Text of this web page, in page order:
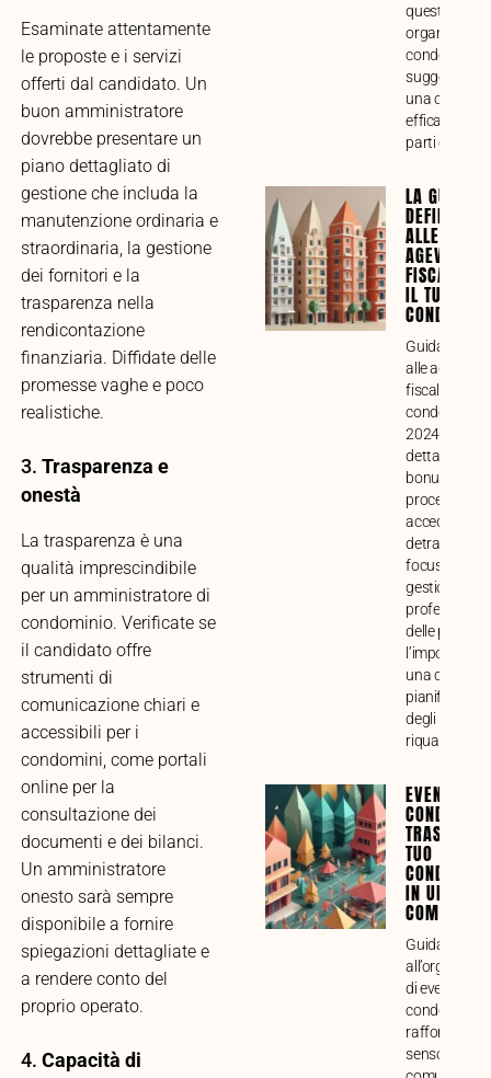
Esaminate attentamente
le proposte e i servizi
offerti dal candidato. Un
buon amministratore
dovrebbe presentare un
piano dettagliato di
gestione che includa la
manutenzione ordinaria e
straordinaria, la gestione
dei fornitori e la
trasparenza nella
rendicontazione
finanziaria. Diffidate delle
promesse vaghe e poco
realistiche.
3. Trasparenza e
onestà
La trasparenza è una
qualità imprescindibile
per un amministratore di
condominio. Verificate se
il candidato offre
strumenti di
comunicazione chiari e
accessibili per i
condomini, come portali
online per la
consultazione dei
documenti e dei bilanci.
Un amministratore
onesto sarà sempre
disponibile a fornire
spiegazioni dettagliate e
a rendere conto del
proprio operato.
4. Capacità di
questo
organo di
suggerimenti
una
efficace tra
parti
LA GUIDA
DEFINITIVA
ALLE
FISCALI
IL TUO
Guida
alle
fiscali per
condominiali
2024. Analisi
dettagliata di
bonus,
procedure
accedere alle
detrazioni,
focus sulla
gestione
professionale
delle pratiche
l’importanza
una corretta
degli
EVENTI
TUO
IN UNA
COMUNITÀ
Guida
di eventi
condominiali
rafforzare il
senso di